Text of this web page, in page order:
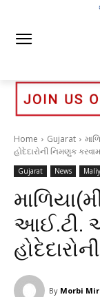
Home Gujarat
હોદેદારોની નિમણુક
Gujarat News
આઈ.ટી.
By Morbi